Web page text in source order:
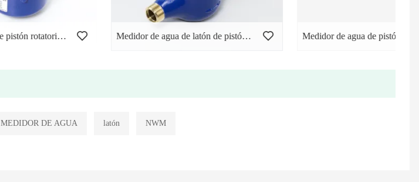
Medidor de agua de latón de pistón rotatorio volumétrico Medidor de agua de pistón rotatorio de plástico
MEDIDOR DE AGUA latón NWM